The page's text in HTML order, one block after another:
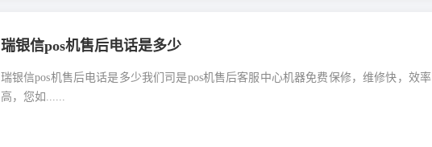
瑞银信pos机售后电话是多少
瑞银信pos机售后电话是多少我们司是pos机售后客服中心机器免费保修，维修快，效率
高，您如......